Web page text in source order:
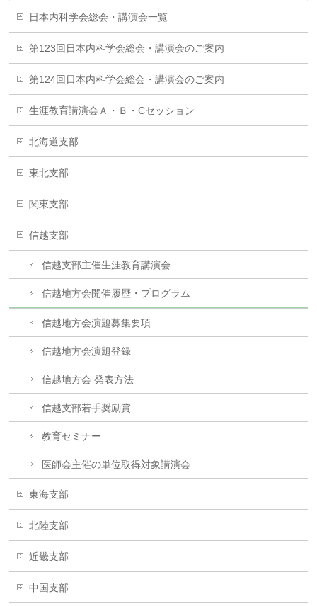
日本内科学会総会・講演会一覧
第123回日本内科学会総会・講演会のご案内
第124回日本内科学会総会・講演会のご案内
生涯教育講演会Ａ・Ｂ・Cセッション
北海道支部
東北支部
関東支部
信越支部
信越支部主催生涯教育講演会
信越地方会開催履歴・プログラム
信越地方会演題募集要項
信越地方会演題登録
信越地方会 発表方法
信越支部若手奨励賞
教育セミナー
医師会主催の単位取得対象講演会
東海支部
北陸支部
近畿支部
中国支部